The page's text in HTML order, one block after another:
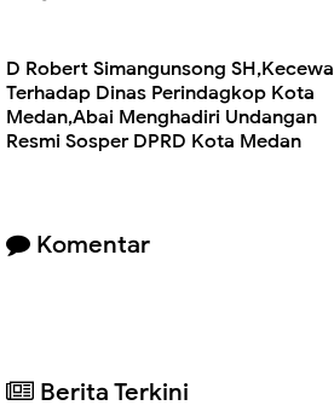
D Robert Simangunsong SH,Kecewa
Terhadap Dinas Perindagkop Kota
Medan,Abai Menghadiri Undangan
Resmi Sosper DPRD Kota Medan
Komentar
Berita Terkini